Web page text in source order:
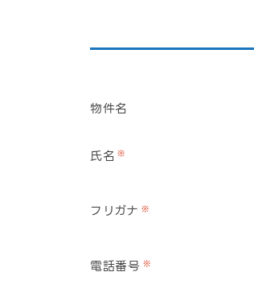
物件名
氏名 ※
フリガナ ※
電話番号 ※